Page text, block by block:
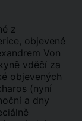
z
objevené
Von
vděčí za
objevených
(nyní
a dny